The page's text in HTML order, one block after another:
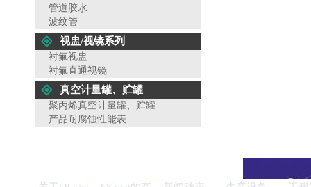
管道胶水
波纹管
视盅/视镜系列
衬氟视盅
衬氟直通视镜
真空计量罐、贮罐
聚丙烯真空计量罐、贮罐
产品耐腐蚀性能表